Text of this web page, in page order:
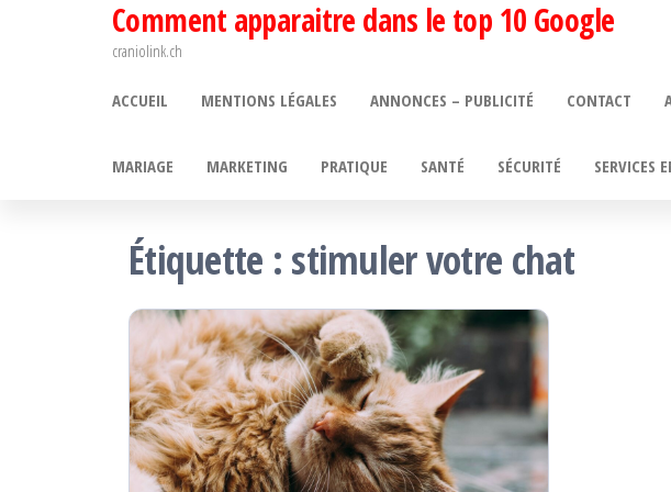
Comment apparaitre dans le top 10 Google
craniolink.ch
ACCUEIL MENTIONS LÉGALES ANNONCES – PUBLICITÉ CONTACT
MARIAGE MARKETING PRATIQUE SANTÉ SÉCURITÉ SERVICES
Étiquette : stimuler votre chat